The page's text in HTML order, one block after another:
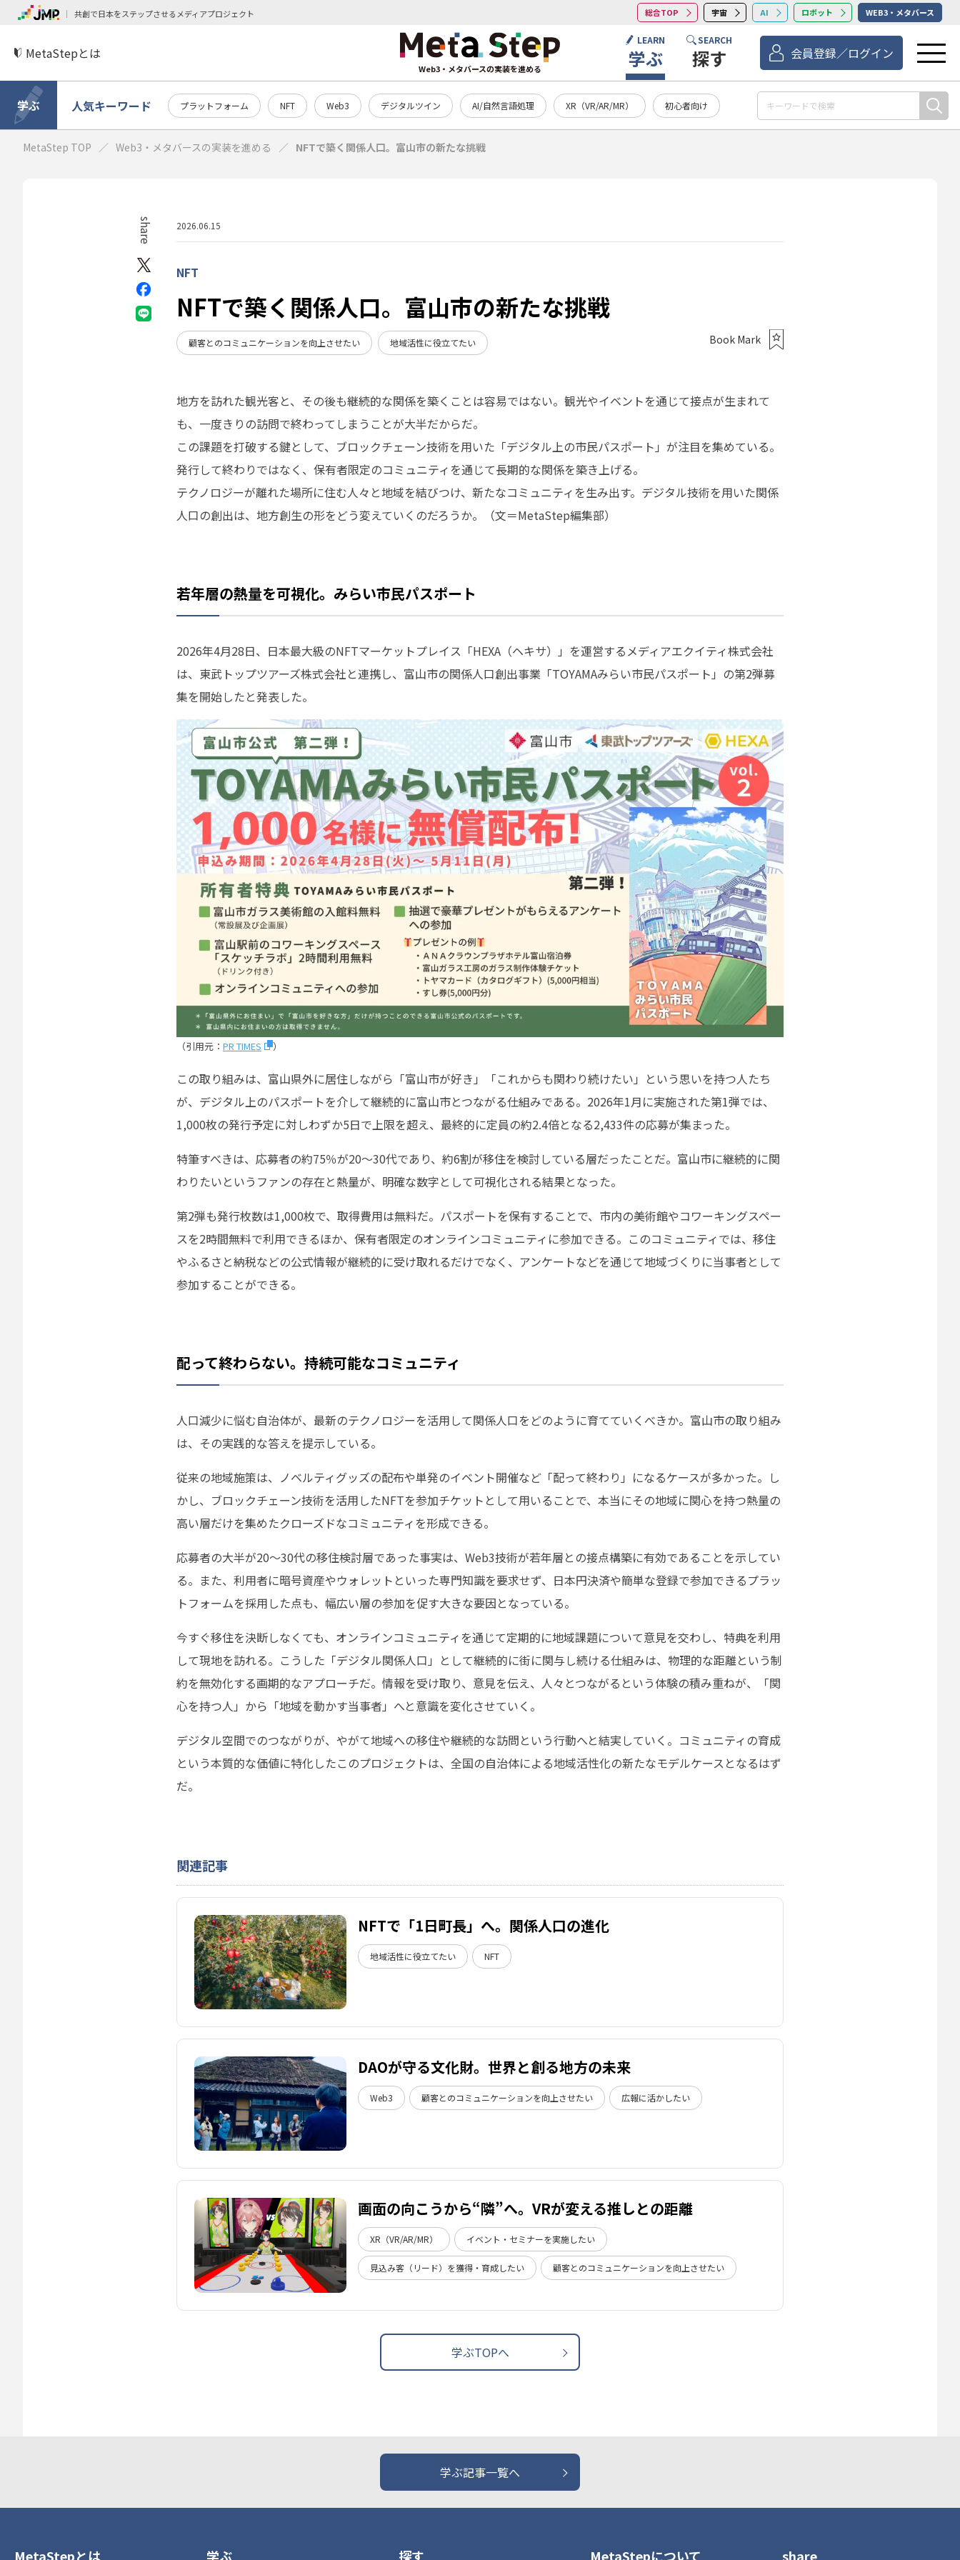
共創で日本をステップさせるメディアプロジェクト 総合TOP 宇宙 AI ロボット WEB3・メタバース
Web3・メタバースの実装を進める
MetaStepとは
LEARN
学ぶ
SEARCH
探す 会員登録／ログイン
学ぶ 人気キーワード プラットフォーム NFT Web3 デジタルツイン AI/自然言語処理 XR（VR/AR/MR） 初心者向け
MetaStep TOP Web3・メタバースの実装を進める NFTで築く関係人口。富山市の新たな挑戦
2026.06.15
NFT
NFTで築く関係人口。富山市の新たな挑戦
顧客とのコミュニケーションを向上させたい 地域活性に役立てたい Book Mark
地方を訪れた観光客と、その後も継続的な関係を築くことは容易ではない。観光やイベントを通じて接点が生まれて
も、一度きりの訪問で終わってしまうことが大半だからだ。
この課題を打破する鍵として、ブロックチェーン技術を用いた「デジタル上の市民パスポート」が注目を集めている。
発行して終わりではなく、保有者限定のコミュニティを通じて長期的な関係を築き上げる。
テクノロジーが離れた場所に住む人々と地域を結びつけ、新たなコミュニティを生み出す。デジタル技術を用いた関係
人口の創出は、地方創生の形をどう変えていくのだろうか。（文＝MetaStep編集部）
若年層の熱量を可視化。みらい市民パスポート
2026年4月28日、日本最大級のNFTマーケットプレイス「HEXA（ヘキサ）」を運営するメディアエクイティ株式会社
は、東武トップツアーズ株式会社と連携し、富山市の関係人口創出事業「TOYAMAみらい市民パスポート」の第2弾募
集を開始したと発表した。
（引用元： PR TIMES ）
この取り組みは、富山県外に居住しながら「富山市が好き」「これからも関わり続けたい」という思いを持つ人たち
が、デジタル上のパスポートを介して継続的に富山市とつながる仕組みである。2026年1月に実施された第1弾では、
1,000枚の発行予定に対しわずか5日で上限を超え、最終的に定員の約2.4倍となる2,433件の応募が集まった。
特筆すべきは、応募者の約75％が20〜30代であり、約6割が移住を検討している層だったことだ。富山市に継続的に関
わりたいというファンの存在と熱量が、明確な数字として可視化される結果となった。
第2弾も発行枚数は1,000枚で、取得費用は無料だ。パスポートを保有することで、市内の美術館やコワーキングスペー
スを2時間無料で利用できるほか、保有者限定のオンラインコミュニティに参加できる。このコミュニティでは、移住
やふるさと納税などの公式情報が継続的に受け取れるだけでなく、アンケートなどを通じて地域づくりに当事者として
参加することができる。
配って終わらない。持続可能なコミュニティ
人口減少に悩む自治体が、最新のテクノロジーを活用して関係人口をどのように育てていくべきか。富山市の取り組み
は、その実践的な答えを提示している。
従来の地域施策は、ノベルティグッズの配布や単発のイベント開催など「配って終わり」になるケースが多かった。し
かし、ブロックチェーン技術を活用したNFTを参加チケットとして用いることで、本当にその地域に関心を持つ熱量の
高い層だけを集めたクローズドなコミュニティを形成できる。
応募者の大半が20〜30代の移住検討層であった事実は、Web3技術が若年層との接点構築に有効であることを示してい
る。また、利用者に暗号資産やウォレットといった専門知識を要求せず、日本円決済や簡単な登録で参加できるプラッ
トフォームを採用した点も、幅広い層の参加を促す大きな要因となっている。
今すぐ移住を決断しなくても、オンラインコミュニティを通じて定期的に地域課題について意見を交わし、特典を利用
して現地を訪れる。こうした「デジタル関係人口」として継続的に街に関与し続ける仕組みは、物理的な距離という制
約を無効化する画期的なアプローチだ。情報を受け取り、意見を伝え、人々とつながるという体験の積み重ねが、「関
心を持つ人」から「地域を動かす当事者」へと意識を変化させていく。
デジタル空間でのつながりが、やがて地域への移住や継続的な訪問という行動へと結実していく。コミュニティの育成
という本質的な価値に特化したこのプロジェクトは、全国の自治体による地域活性化の新たなモデルケースとなるはず
だ。
関連記事
NFTで「1日町長」へ。関係人口の進化
地域活性に役立てたい NFT
DAOが守る文化財。世界と創る地方の未来
Web3 顧客とのコミュニケーションを向上させたい 広報に活かしたい
画面の向こうから“隣”へ。VRが変える推しとの距離
XR（VR/AR/MR） イベント・セミナーを実施したい
見込み客（リード）を獲得・育成したい 顧客とのコミュニケーションを向上させたい
学ぶTOPへ
share
学ぶ記事一覧へ
MetaStepとは 学ぶ 探す MetaStepについて share